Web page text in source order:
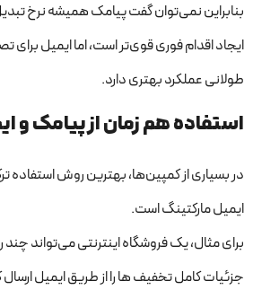
بنابراین نمی‌توان گفت پیامک همیشه نرخ
ایجاد اقدام فوری قوی‌تر است، اما ایمیل
طولانی عملکرد بهتری دارد.
استفاده هم زمان از پیامک و
در بسیاری از کمپین‌ها، بهترین روش استفاده
ایمیل مارکتینگ است.
برای مثال، یک فروشگاه اینترنتی می‌تواند چند
جزئیات کامل تخفیف ها را از طریق ایمیل